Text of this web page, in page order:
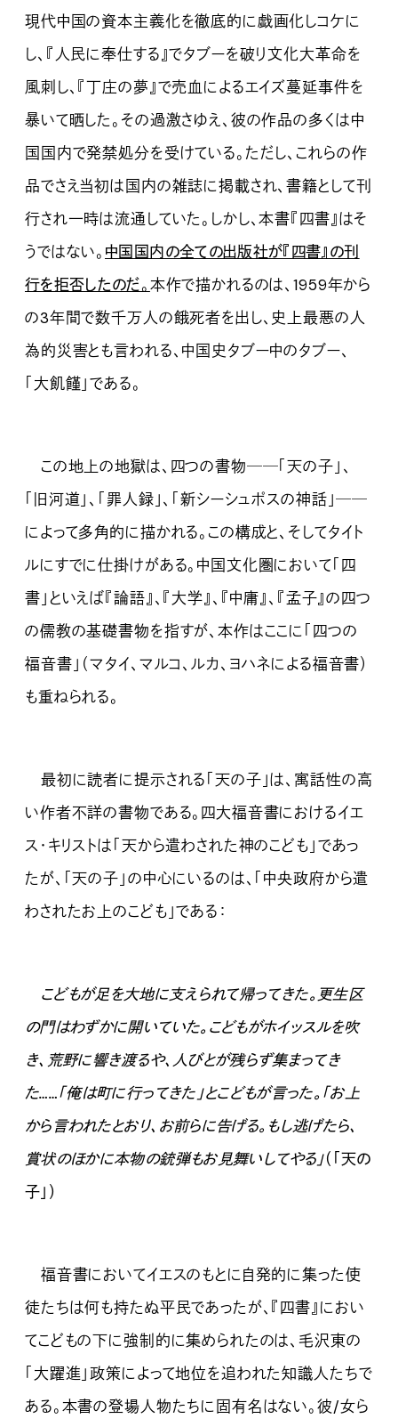
現代中国の資本主義化を徹底的に戯画化しコケに
し、『人民に奉仕する』でタブーを破り文化大革命を
風刺し、『丁庄の夢』で売血によるエイズ蔓延事件を
暴いて晒した。その過激さゆえ、彼の作品の多くは中
国国内で発禁処分を受けている。ただし、これらの作
品でさえ当初は国内の雑誌に掲載され、書籍として刊
行され一時は流通していた。しかし、本書『四書』はそ
うではない。 中国国内の全ての出版社が『四書』の刊
行を拒否したのだ。本作で描かれるのは、1959年から
の3年間で数千万人の餓死者を出し、史上最悪の人
為的災害とも言われる、中国史タブー中のタブー、
「大飢饉」である。
この地上の地獄は、四つの書物──「天の子」、
「旧河道」、「罪人録」、「新シーシュポスの神話」──
によって多角的に描かれる。この構成と、そしてタイト
ルにすでに仕掛けがある。中国文化圏において「四
書」といえば『論語』、『大学』、『中庸』、『孟子』の四つ
の儒教の基礎書物を指すが、本作はここに「四つの
福音書」（マタイ、マルコ、ルカ、ヨハネによる福音書）
も重ねられる。
最初に読者に提示される「天の子」は、寓話性の高
い作者不詳の書物である。四大福音書におけるイエ
ス・キリストは「天から遣わされた神のこども」であっ
たが、「天の子」の中心にいるのは、「中央政府から遣
わされたお上のこども」である：
こどもが足を大地に支えられて帰ってきた。更生区
の門はわずかに開いていた。こどもがホイッスルを吹
き、荒野に響き渡るや、人びとが残らず集まってき
た……「俺は町に行ってきた」とこどもが言った。「お上
から言われたとおり、お前らに告げる。もし逃げたら、
賞状のほかに本物の銃弾もお見舞いしてやる」（「天の
子」）
福音書においてイエスのもとに自発的に集った使
徒たちは何も持たぬ平民であったが、『四書』におい
てこどもの下に強制的に集められたのは、毛沢東の
「大躍進」政策によって地位を追われた知識人たちで
ある。本書の登場人物たちに固有名はない。彼/女ら